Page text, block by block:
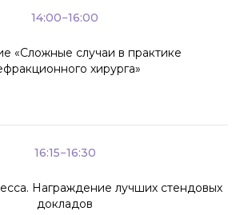
14:00−16:00
«Сложные случаи в практике
хирурга»
16:15−16:30
Награждение лучших стендовых
докладов